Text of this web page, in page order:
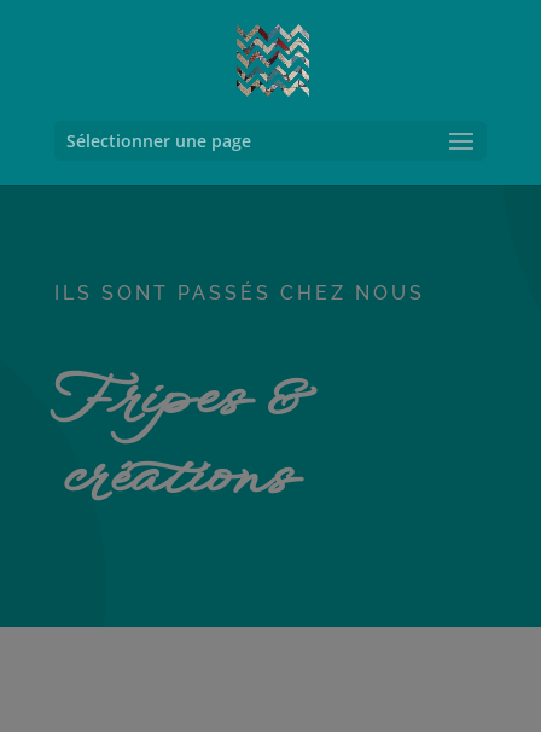
Sélectionner une page
ILS SONT PASSÉS CHEZ NOUS
Fripes &
créations